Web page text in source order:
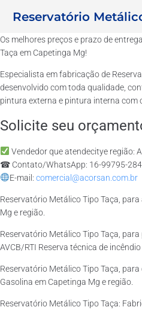
Reservatório
Os melhores preços e prazo de
Taça em Capetinga Mg!
Especialista em fabricação de
desenvolvido com toda qualidade,
pintura externa e pintura interna com
Solicite seu
Vendedor que atendecitye região:
☎ Contato/WhatsApp: 16-99795-
E-mail: comercial@acorsan.com.br
Reservatório Metálico Tipo Taça,
Mg e região.
Reservatório Metálico Tipo Taça,
AVCB/RTI Reserva técnica de
Reservatório Metálico Tipo Taça,
Gasolina em Capetinga Mg e região.
Reservatório Metálico Tipo Taça: